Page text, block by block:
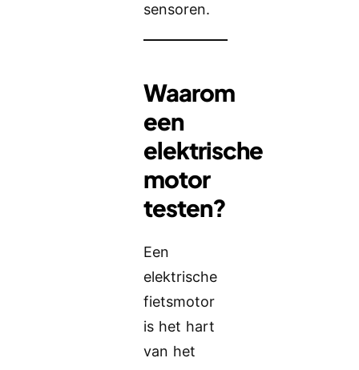
sensoren.
Waarom
een
elektrische
motor
testen?
Een
elektrische
fietsmotor
is het hart
van het